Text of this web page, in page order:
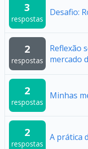
3
respostas
Desafio:
2
respostas
Reflexão
mercado
2
respostas
Minhas
2
respostas
A prática